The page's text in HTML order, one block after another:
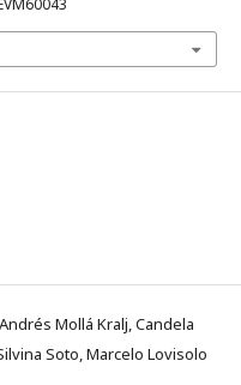
Mollá Kralj, Candela
Soto, Marcelo Lovisolo